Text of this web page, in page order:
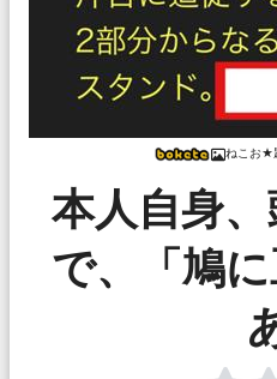
ねこお★
本人自身
で、「鳩